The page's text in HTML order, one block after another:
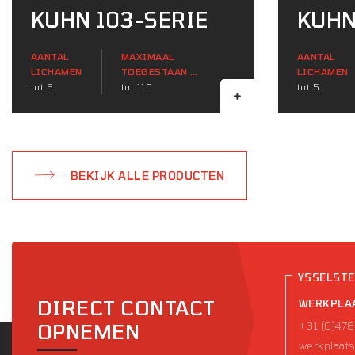
KUHN 103-SERIE
AANTAL
LICHAMEN
tot 5
MAXIMAAL
TOEGESTAAN ​​
TRACTORVERMOGEN
tot 110
AANTAL
LICHAMEN
tot 5
BEKIJK ALLE PRODUCTEN
DIRECT CONTACT
OPNEMEN
+31